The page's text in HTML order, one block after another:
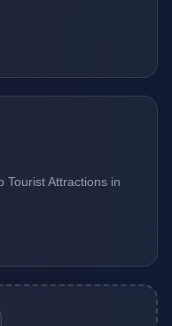
Tourist Attractions in